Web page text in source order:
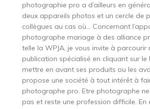
photographie pro a d’ailleurs en
deux appareils photos et un cercle de
collègues au cas où… Concernant
photographe mariage à des alliance
telle la WPJA, je vous invite à parcourir
publication spécialisé en cliquant sur le
mettre en avant ses produits ou les
propose une société à tout intérêt à
photographe pro. Etre photographe ne
pas et reste une profession difficile.